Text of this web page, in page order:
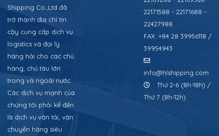
Shipping Co.,Ltd đã
trở thành địa chỉ tin
cậy cung cấp dịch vụ
logistics và đại lý
hàng hải cho các chủ
hàng, chủ tàu lớn
trong và ngoài nước.
Các dịch vụ mạnh của
chúng tôi phải kể đến
là dịch vụ vận tải, vận
chuyển hàng siêu
22171588 - 22171688 -
22427988
FAX: +84 28 39956118 /
39954943
info@hlshipping.com
Thứ 2-6 (8h-18h) /
Thứ 7 (8h-12h)